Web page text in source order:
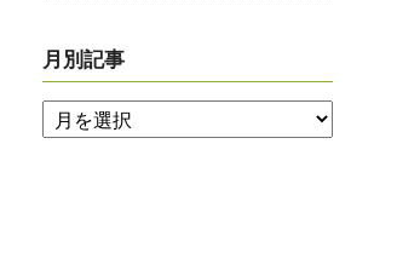
月別記事